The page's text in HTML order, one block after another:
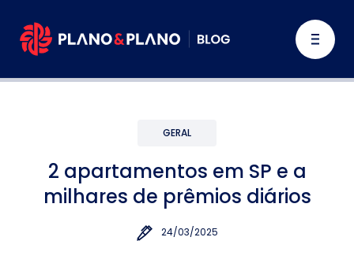
GERAL
2 apartamentos em SP e a
milhares de prêmios diários
24/03/2025